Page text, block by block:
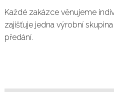
Každé zakázce věnujeme
zajišťuje jedna výrobní
předání.